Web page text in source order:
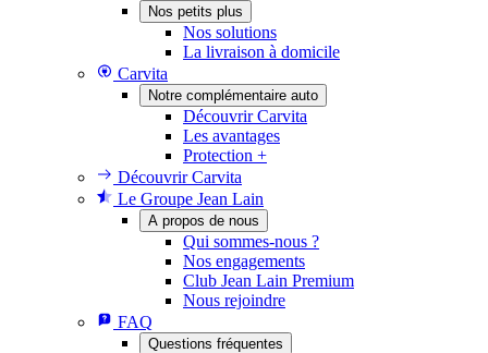
Nos petits plus
Nos solutions
La livraison à domicile
Carvita
Notre complémentaire auto
Découvrir Carvita
Les avantages
Protection +
Découvrir Carvita
Le Groupe Jean Lain
A propos de nous
Qui sommes-nous ?
Nos engagements
Club Jean Lain Premium
Nous rejoindre
FAQ
Questions fréquentes